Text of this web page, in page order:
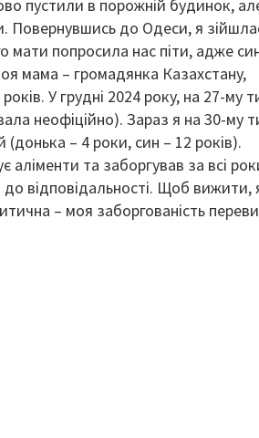
пустили в порожній будинок,
Повернувшись до Одеси, я
мати попросила нас піти, адже
мама – громадянка Казахстану,
У грудні 2024 року, на 27-му
неофіційно). Зараз я на 30-му
(донька – 4 роки, син – 12 років).
аліменти та заборгував за всі
відповідальності. Щоб вижити,
– моя заборгованість